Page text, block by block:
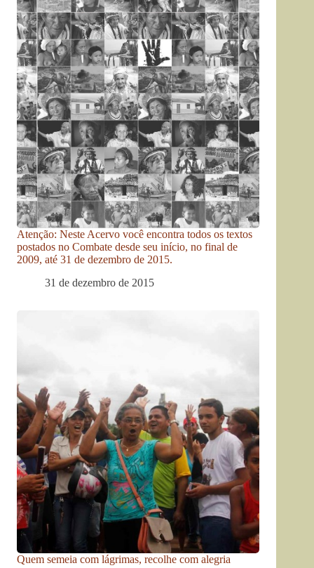
Atenção: Neste Acervo você encontra todos os textos
postados no Combate desde seu início, no final de
2009, até 31 de dezembro de 2015.
31 de dezembro de 2015
Quem semeia com lágrimas, recolhe com alegria